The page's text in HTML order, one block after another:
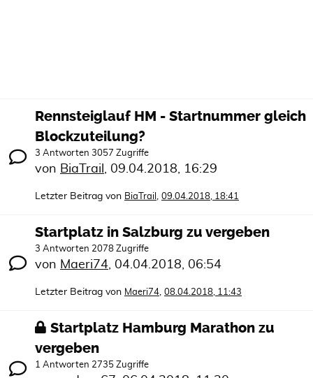
Rennsteiglauf HM - Startnummer gleich
Blockzuteilung?
3 Antworten 3057 Zugriffe
von BiaTrail 09.04.2018, 16:29
Letzter Beitrag von BiaTrail 09.04.2018, 18:41
Startplatz in Salzburg zu vergeben
3 Antworten 2078 Zugriffe
von Maeri74 04.04.2018, 06:54
Letzter Beitrag von Maeri74 08.04.2018, 11:43
Startplatz Hamburg Marathon zu
vergeben
1 Antworten 2735 Zugriffe